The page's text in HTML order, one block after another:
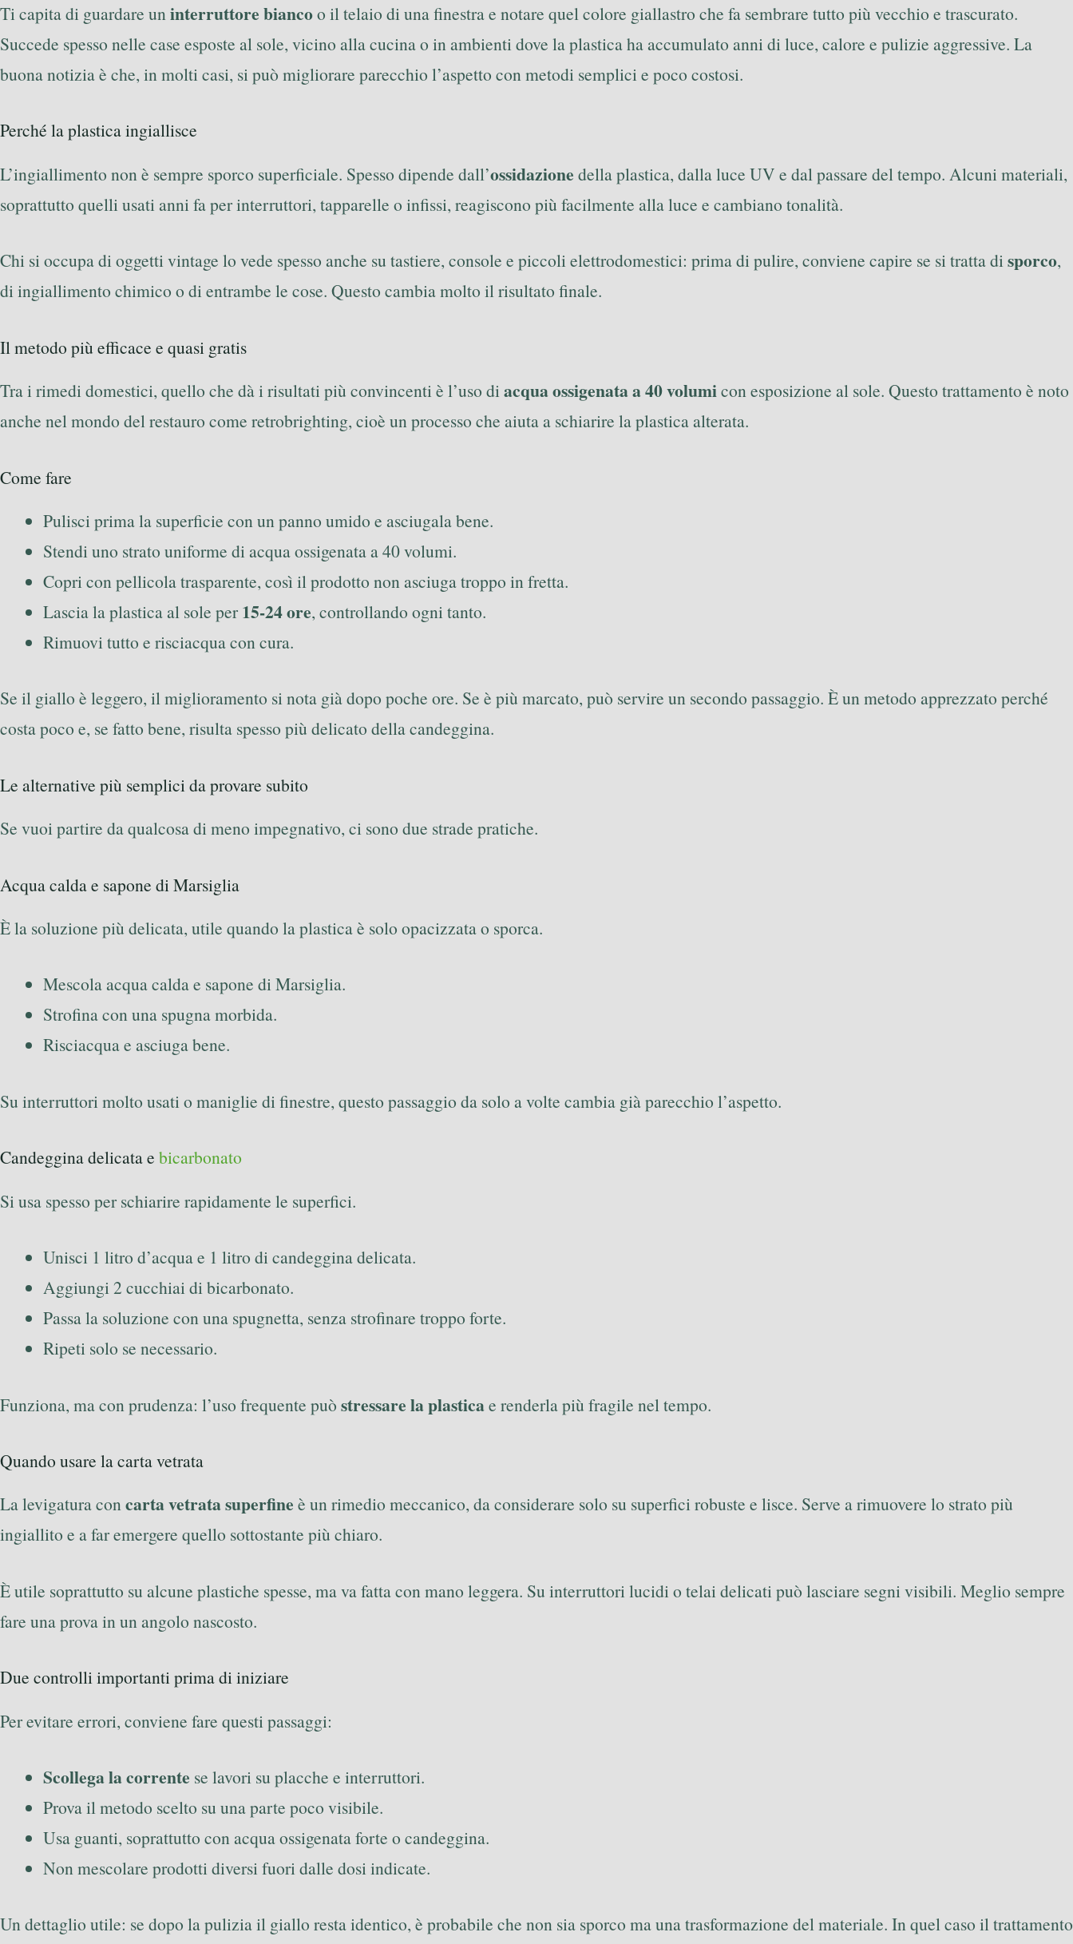
Ti capita di guardare uninterruttore biancoo il telaio di una finestra e notare quel colore giallastro che fa sembrare tutto più vecchio e trascurato.
Succede spesso nelle case esposte al sole, vicino alla cucina o in ambienti dove la plastica ha accumulato anni di luce, calore e pulizie aggressive. La
buona notizia è che, in molti casi, si può migliorare parecchio l’aspetto con metodi semplici e poco costosi.
Perché la plastica ingiallisce
L’ingiallimento non è sempre sporco superficiale. Spesso dipende dall’ossidazione della plastica, dalla luce UV e dal passare del tempo. Alcuni materiali,
soprattutto quelli usati anni fa per interruttori, tapparelle o infissi, reagiscono più facilmente alla luce e cambiano tonalità.
Chi si occupa di oggetti vintage lo vede spesso anche su tastiere, console e piccoli elettrodomestici: prima di pulire, conviene capire se si tratta disporco,
di ingiallimento chimico o di entrambe le cose. Questo cambia molto il risultato finale.
Il metodo più efficace e quasi gratis
Tra i rimedi domestici, quello che dà i risultati più convincenti è l’uso diacqua ossigenata a 40 volumicon esposizione al sole. Questo trattamento è noto
anche nel mondo del restauro come retrobrighting, cioè un processo che aiuta a schiarire la plastica alterata.
Come fare
Pulisci prima la superficie con un panno umido e asciugala bene.
Stendi uno strato uniforme di acqua ossigenata a 40 volumi.
Copri con pellicola trasparente, così il prodotto non asciuga troppo in fretta.
Lascia la plastica al sole per 15-24 ore, controllando ogni tanto.
Rimuovi tutto e risciacqua con cura.
Se il giallo è leggero, il miglioramento si nota già dopo poche ore. Se è più marcato, può servire un secondo passaggio. È un metodo apprezzato perché
costa poco e, se fatto bene, risulta spesso più delicato della candeggina.
Le alternative più semplici da provare subito
Se vuoi partire da qualcosa di meno impegnativo, ci sono due strade pratiche.
Acqua calda e sapone di Marsiglia
È la soluzione più delicata, utile quando la plastica è solo opacizzata o sporca.
Mescola acqua calda e sapone di Marsiglia.
Strofina con una spugna morbida.
Risciacqua e asciuga bene.
Su interruttori molto usati o maniglie di finestre, questo passaggio da solo a volte cambia già parecchio l’aspetto.
Candeggina delicata e bicarbonato
Si usa spesso per schiarire rapidamente le superfici.
Unisci 1 litro d’acqua e 1 litro di candeggina delicata.
Aggiungi 2 cucchiai di bicarbonato.
Passa la soluzione con una spugnetta, senza strofinare troppo forte.
Ripeti solo se necessario.
Funziona, ma con prudenza: l’uso frequente può stressare la plasticae renderla più fragile nel tempo.
Quando usare la carta vetrata
La levigatura concarta vetrata superfine è un rimedio meccanico, da considerare solo su superfici robuste e lisce. Serve a rimuovere lo strato più
ingiallito e a far emergere quello sottostante più chiaro.
È utile soprattutto su alcune plastiche spesse, ma va fatta con mano leggera. Su interruttori lucidi o telai delicati può lasciare segni visibili. Meglio sempre
fare una prova in un angolo nascosto.
Due controlli importanti prima di iniziare
Per evitare errori, conviene fare questi passaggi:
Scollega la corrente se lavori su placche e interruttori.
Prova il metodo scelto su una parte poco visibile.
Usa guanti, soprattutto con acqua ossigenata forte o candeggina.
Non mescolare prodotti diversi fuori dalle dosi indicate.
Un dettaglio utile: se dopo la pulizia il giallo resta identico, è probabile che non sia sporco ma una trasformazione del materiale. In quel caso il trattamento